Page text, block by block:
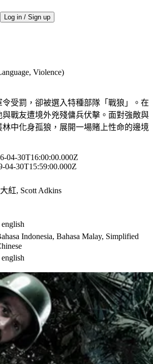
Log in / Sign up
Violence)
受罰，卻被選入特種部隊「戰狼」。在
戰友遭境外兇殘傭兵伏擊。面對強敵與
中化身孤狼，展開一場賭上性命的邊境
04-30T16:00:00.000Z
04-30T15:59:00.000Z
紅, Scott Adkins
Indonesia, Bahasa Malay, Simplified